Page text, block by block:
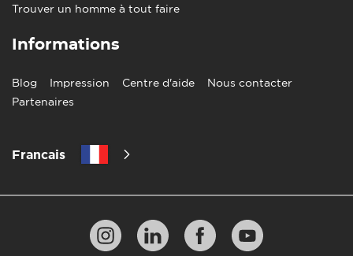
Trouver un homme à tout faire
Informations
Blog Impression Centre d'aide
Nous contacter
Partenaires
Francais